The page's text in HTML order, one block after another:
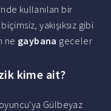
kullanılan bir
yakışıksız gibi
ne gaybana geceler
kime ait?
Gülbeyaz